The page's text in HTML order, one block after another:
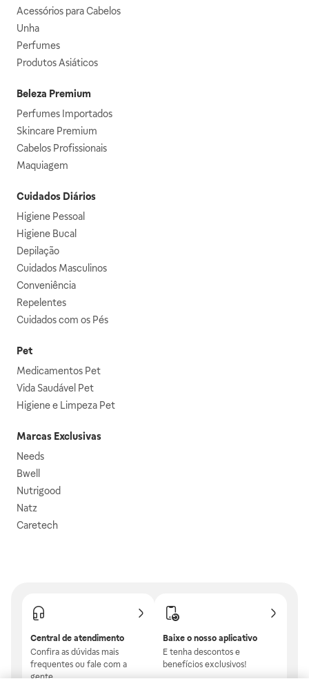
Acessórios para Cabelos
Unha
Perfumes
Produtos Asiáticos
Beleza Premium
Perfumes Importados
Skincare Premium
Cabelos Profissionais
Maquiagem
Cuidados Diários
Higiene Pessoal
Higiene Bucal
Depilação
Cuidados Masculinos
Conveniência
Repelentes
Cuidados com os Pés
Pet
Medicamentos Pet
Vida Saudável Pet
Higiene e Limpeza Pet
Marcas Exclusivas
Needs
Bwell
Nutrigood
Natz
Caretech
Central de atendimento
Confira as dúvidas mais
frequentes ou fale com a
gente.
Baixe o nosso aplicativo
E tenha descontos e
benefícios exclusivos!